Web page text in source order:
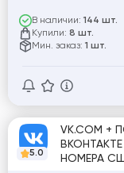
В наличии: 144 шт.
Купили: 8 шт.
Мин. заказ: 1 шт.
5.0
VK.COM +
ВКОНТАКТЕ
НОМЕРА